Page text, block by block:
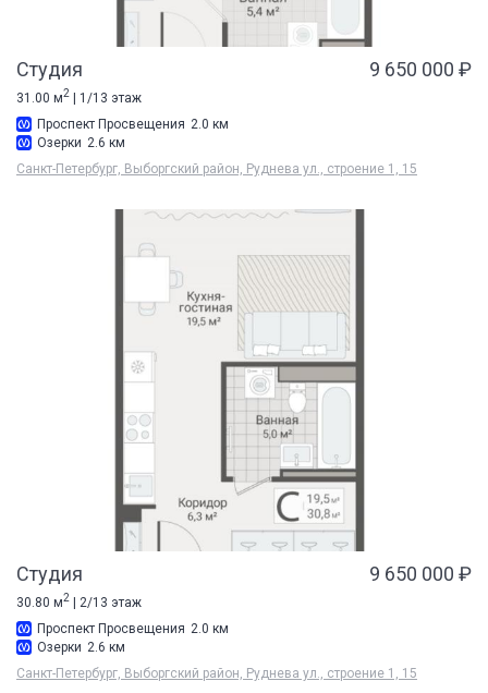
Студия 9 650 000 ₽
31.00 м2
| 1/13 этаж
Проспект Просвещения 2.0 км
Озерки 2.6 км
Санкт-Петербург, Выборгский район, Руднева ул., строение 1, 15
Студия 9 650 000 ₽
30.80 м2 | 2/13 этаж
Проспект Просвещения 2.0 км
Озерки 2.6 км
Санкт-Петербург, Выборгский район, Руднева ул., строение 1, 15